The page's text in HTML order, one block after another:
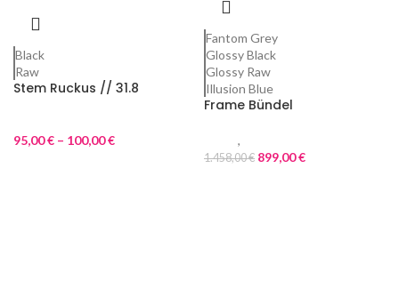
Black
Raw
Stem Ruckus // 31.8
95,00€ – 100,00€
Fantom Grey
Glossy Black
Glossy Raw
Illusion Blue
Frame Bündel
,
1.458,00€ 899,00€